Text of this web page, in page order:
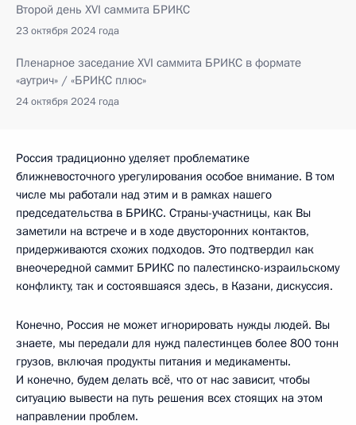
Второй день XVI саммита БРИКС
23 октября 2024 года
Пленарное заседание XVI саммита БРИКС в формате
«аутрич» / «БРИКС плюс»
24 октября 2024 года
Россия традиционно уделяет проблематике
ближневосточного урегулирования особое внимание. В том
числе мы работали над этим и в рамках нашего
председательства в БРИКС. Страны-участницы, как Вы
заметили на встрече и в ходе двусторонних контактов,
придерживаются схожих подходов. Это подтвердил как
внеочередной саммит БРИКС по палестинско-израильскому
конфликту, так и состоявшаяся здесь, в Казани, дискуссия.
Конечно, Россия не может игнорировать нужды людей. Вы
знаете, мы передали для нужд палестинцев более 800 тонн
грузов, включая продукты питания и медикаменты.
И конечно, будем делать всё, что от нас зависит, чтобы
ситуацию вывести на путь решения всех стоящих на этом
направлении проблем.